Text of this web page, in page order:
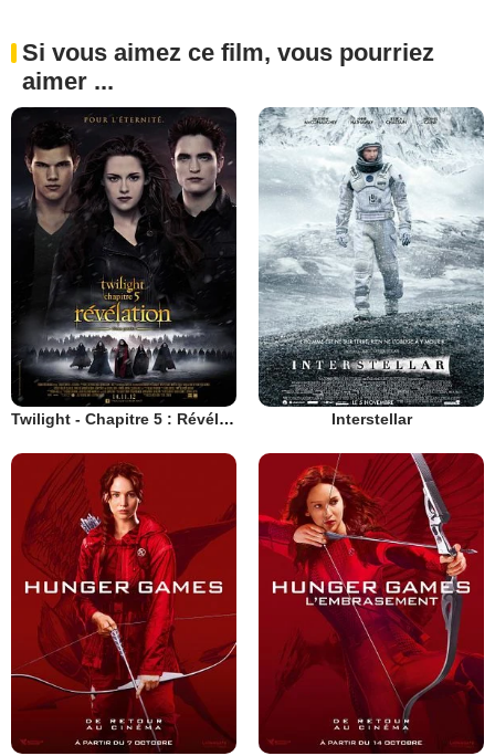
Si vous aimez ce film, vous pourriez
aimer ...
Twilight - Chapitre 5 : Révélation 2e partie Interstellar